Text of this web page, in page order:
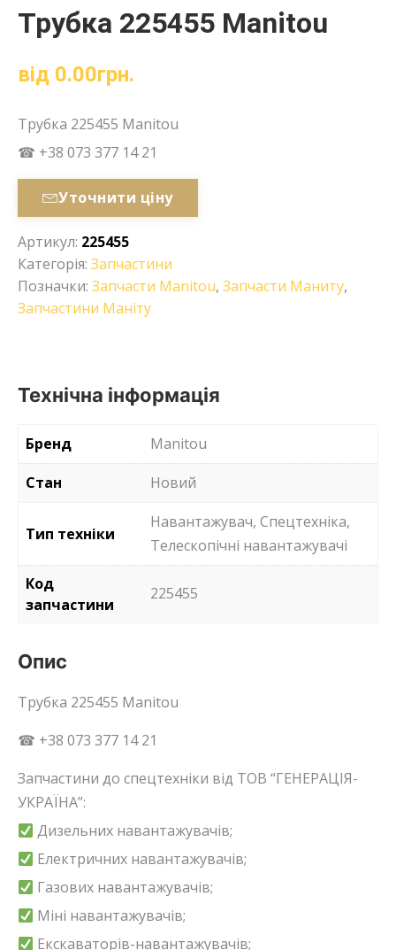
Трубка 225455 Manitou
від 0.00грн.
Трубка 225455 Manitou
☎ +38 073 377 14 21
Уточнити ціну
Артикул: 225455
Категорія: Запчастини
Позначки: Запчасти Manitou, Запчасти Маниту,
Запчастини Маніту
Технічна інформація
Бренд
Manitou
Стан
Новий
Тип техніки
Навантажувач, Спецтехніка,
Телескопічні навантажувачі
Код
запчастини
225455
Опис
Трубка 225455 Manitou
☎ +38 073 377 14 21
Запчастини до спецтехніки від ТОВ “ГЕНЕРАЦІЯ-
УКРАЇНА”:
Дизельних навантажувачів;
Електричних навантажувачів;
Газових навантажувачів;
Міні навантажувачів;
Екскаваторів-навантажувачів;